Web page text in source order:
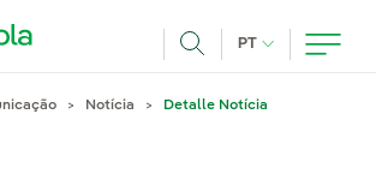
PT IDIOMA ATUAL,
Notícia Detalle Notícia